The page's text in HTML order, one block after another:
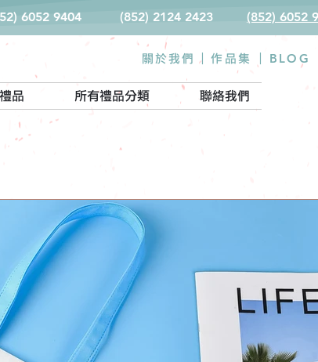
6052 9404 (852) 2124 2423 (852) 6052
關於我們 | 作品集 BLOG
品 所有禮品分類 聯絡我們